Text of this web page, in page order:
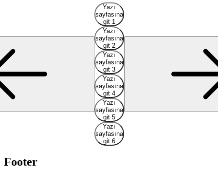
Yazı
sayfasına
git 1
Yazı
sayfasına
git 2
Yazı
sayfasına
git 3
Yazı
sayfasına
git 4
Yazı
sayfasına
git 5
Yazı
sayfasına
git 6
Footer